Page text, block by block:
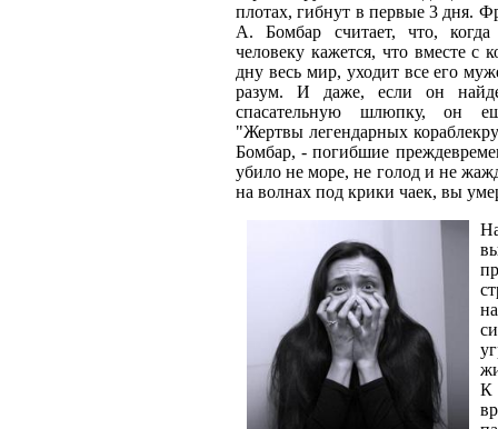
плотах, гибнут в первые 3 дня.
А. Бомбар считает, что, когда
человеку кажется, что вместе с
дну весь мир, уходит все его
разум. И даже, если он
спасательную шлюпку, он
"Жертвы легендарных
Бомбар, - погибшие
убило не море, не голод и не
на волнах под крики чаек, вы
К